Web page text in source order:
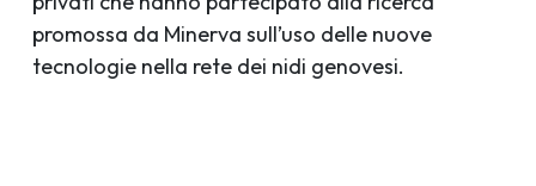
promossa da Minerva sull’uso delle nuove
tecnologie nella rete dei nidi genovesi.